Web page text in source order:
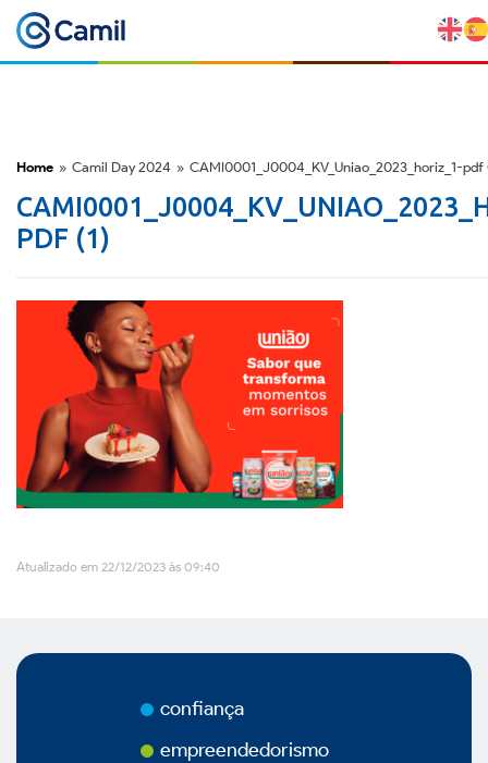
Nossas Marcas
Estratégia e Vantagens Competitivas
M&A e Mercado de Capitais
ESG
Prêmios
Governança Corporativa
Home » Camil Day 2024 » CAMI0001_J0004_KV_Uniao_2023_horiz_1-pdf
PDF (1)
Atualizado em 22/12/2023 às 09:40
confiança
empreendedorismo